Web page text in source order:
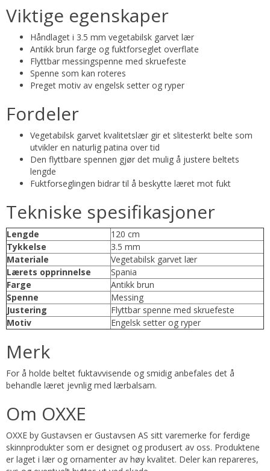
Viktige egenskaper
Håndlaget i 3.5 mm vegetabilsk garvet lær
Antikk brun farge og fuktforseglet overflate
Flyttbar messingspenne med skruefeste
Spenne som kan roteres
Preget motiv av engelsk setter og ryper
Fordeler
Vegetabilsk garvet kvalitetslær gir et slitesterkt belte som
utvikler en naturlig patina over tid
Den flyttbare spennen gjør det mulig å justere beltets
lengde
Fuktforseglingen bidrar til å beskytte læret mot fukt
Tekniske spesifikasjoner
Lengde
120 cm
Tykkelse
3.5 mm
Materiale
Vegetabilsk garvet lær
Lærets opprinnelse
Spania
Farge
Antikk brun
Spenne
Messing
Justering
Flyttbar spenne med skruefeste
Motiv
Engelsk setter og ryper
Merk
For å holde beltet fuktavvisende og smidig anbefales det å
behandle læret jevnlig med lærbalsam.
Om OXXE
OXXE by Gustavsen er Gustavsen AS sitt varemerke for ferdige
skinnprodukter som er designet og produsert av oss. Produktene
er laget i lær og ornamenter av høy kvalitet. Deler kan repareres,